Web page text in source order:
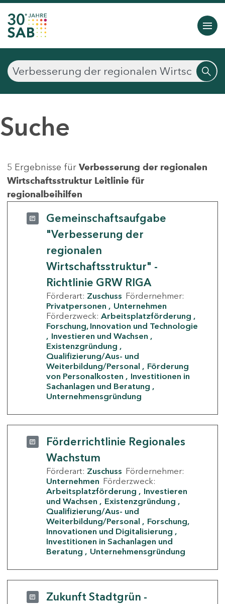
Suche
5 Ergebnisse für Verbesserung der regionalen
Wirtschaftsstruktur Leitlinie für
regionalbeihilfen
Gemeinschaftsaufgabe
"Verbesserung der
regionalen
Wirtschaftsstruktur" -
Richtlinie GRW RIGA
Förderart: Zuschuss Fördernehmer:
Privatpersonen
Unternehmen
Förderzweck: Arbeitsplatzförderung
Forschung, Innovation und Technologie
Investieren und Wachsen
Existenzgründung
Qualifizierung/Aus- und
Weiterbildung/Personal
Förderung
von Personalkosten
Investitionen in
Sachanlagen und Beratung
Unternehmensgründung
Förderrichtlinie Regionales
Wachstum
Förderart: Zuschuss Fördernehmer:
Unternehmen Förderzweck:
Arbeitsplatzförderung
Investieren
und Wachsen
Existenzgründung
Qualifizierung/Aus- und
Weiterbildung/Personal
Forschung,
Innovationen und Digitalisierung
Investitionen in Sachanlagen und
Beratung
Unternehmensgründung
Zukunft Stadtgrün -